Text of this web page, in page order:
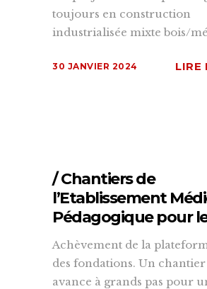
toujours en construction
industrialisée mixte bois/
30 JANVIER 2024 LIRE
/ Chantiers de
l’Etablissement
Pédagogique pour
Achèvement de la
des fondations. Un
avance à grands pas pour